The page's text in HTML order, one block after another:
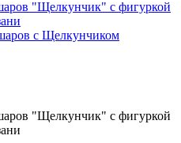
с Щелкунчиком